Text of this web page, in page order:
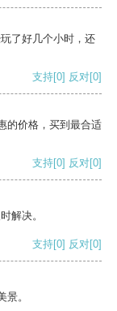
了好几个小时，还
支持[0] 反对[0]
的价格，买到最合适
支持[0] 反对[0]
解决。
支持[0] 反对[0]
。